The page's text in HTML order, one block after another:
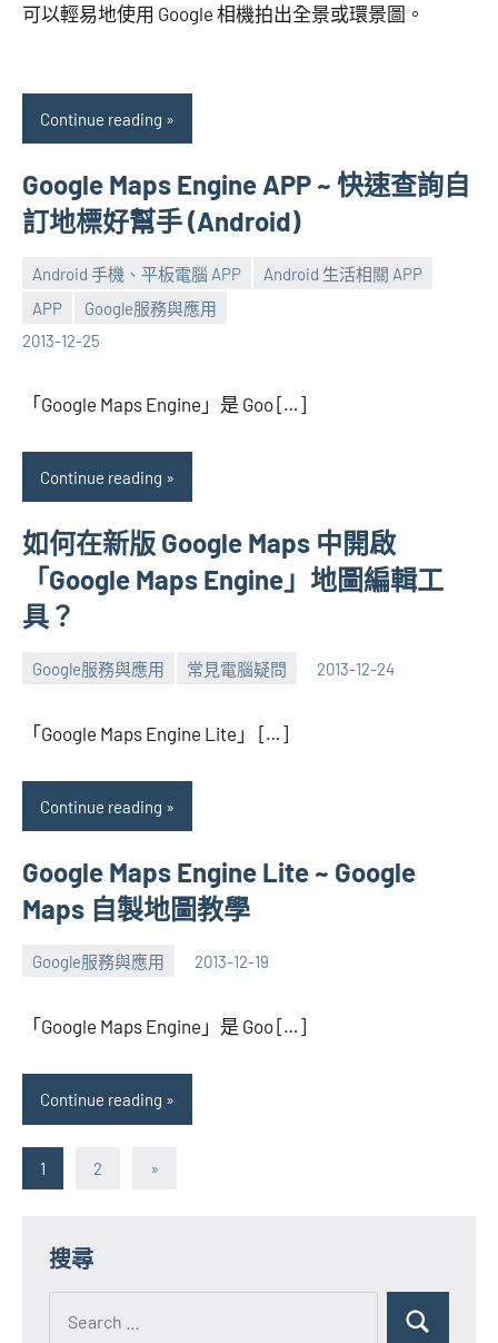
可以輕易地使用 Google 相機拍出全景或環景圖。
Continue reading
Google Maps Engine APP ~ 快速查詢自
訂地標好幫手 (Android)
Android 手機、平板電腦 APP
Android 生活相關 APP
APP
Google服務與應用
2013-12-25
張
海
No
comments
「Google Maps Engine」是 Goo […]
Continue reading
如何在新版 Google Maps 中開啟
「Google Maps Engine」地圖編輯工
具？
Google服務與應用 常見電腦疑問 2013-12-24
芋「Google Maps Engine Lite」 […]
Continue reading
Google Maps Engine Lite ~ Google
Maps 自製地圖教學
Google服務與應用 2013-12-19
芋「Google Maps Engine」是 Goo […]
Continue reading
文
分
頁
1 2
Next
»
搜尋
for:
Search